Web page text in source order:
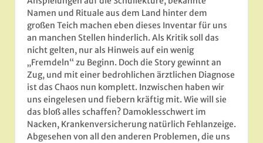
Namen und Rituale aus dem Land hinter dem
großen Teich machen eben dieses Inventar für uns
an manchen Stellen hinderlich. Als Kritik soll das
nicht gelten, nur als Hinweis auf ein wenig
„Fremdeln“ zu Beginn. Doch die Story gewinnt an
Zug, und mit einer bedrohlichen ärztlichen Diagnose
ist das Chaos nun komplett. Inzwischen haben wir
uns eingelesen und fiebern kräftig mit. Wie will sie
das bloß alles schaffen? Damoklesschwert im
Nacken, Krankenversicherung natürlich Fehlanzeige.
Abgesehen von all den anderen Problemen, die uns